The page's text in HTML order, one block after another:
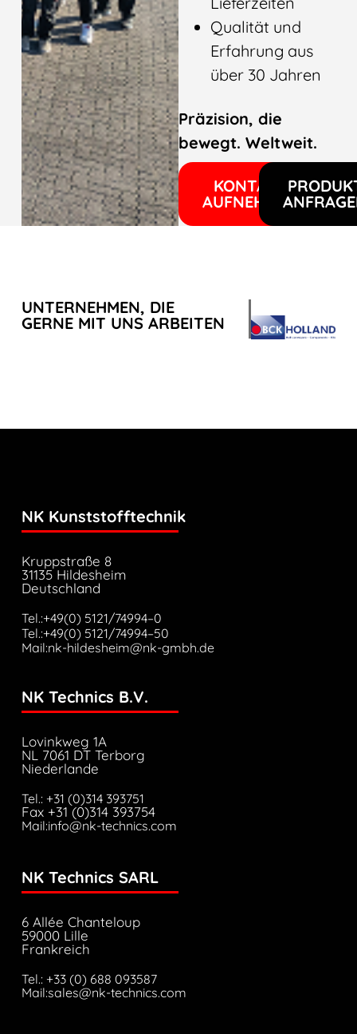
Qualität und
Erfahrung aus
über 30 Jahren
Präzision, die
bewegt. Weltweit.
KONTAKT
AUFNEHMEN
UNTERNEHMEN, DIE
GERNE MIT UNS ARBEITEN
NK Kunststofftechnik
Kruppstraße 8
31135 Hildesheim
Deutschland
Tel.:+49(0) 5121/74994–0
Tel.:+49(0) 5121/74994–50
Mail:nk-hildesheim@nk-gmbh.de
NK Technics B.V.
Lovinkweg 1A
NL 7061 DT Terborg
Niederlande
Tel.: +31 (0)314 393751
Fax +31 (0)314 393754
Mail:info@nk-technics.com
NK Technics SARL
6 Allée Chanteloup
59000 Lille
Frankreich
Tel.: +33 (0) 688 093587
Mail:sales@nk-technics.com